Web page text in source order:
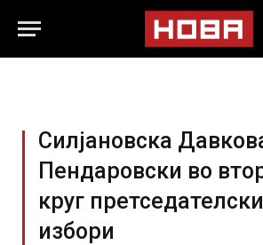
Силјановска
Пендаровски во
круг претседателски
избори